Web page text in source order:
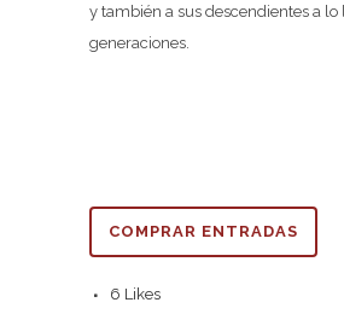
y también a sus descendientes a lo
generaciones.
COMPRAR ENTRADAS
6 Likes